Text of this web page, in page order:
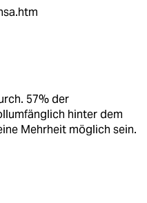
57% der
hinter dem
Mehrheit möglich sein.